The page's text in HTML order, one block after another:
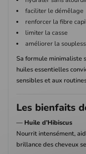
faciliter le démêlage
renforcer la fibre
limiter la casse
améliorer la
Sa formule minimaliste
huiles essentielles
sensibles et aux
Les bienfaits
— Huile d’Hibiscus
Nourrit intensément,
brillance des cheveux